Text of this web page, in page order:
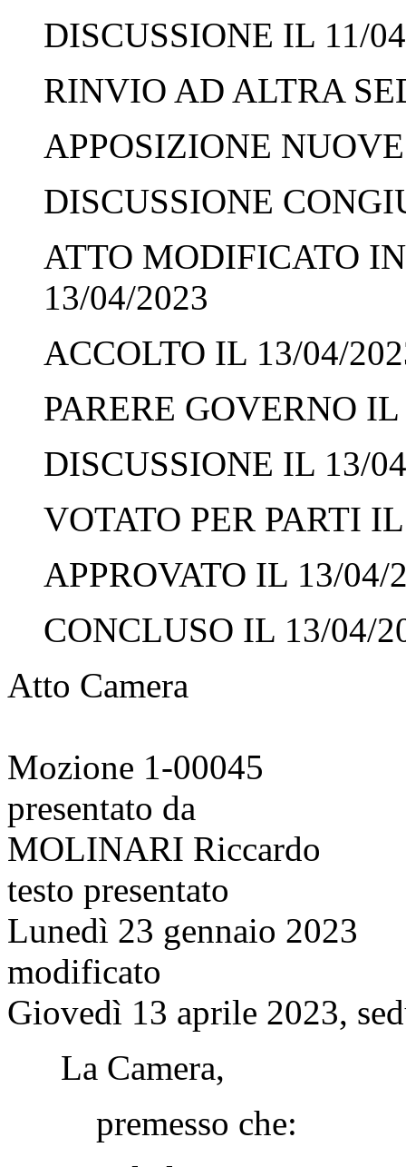
DISCUSSIONE IL 11/
RINVIO AD ALTRA
APPOSIZIONE
DISCUSSIONE
ATTO MODIFICATO
13/04/2023
ACCOLTO IL 13/04/
PARERE GOVERNO
DISCUSSIONE IL 13/
VOTATO PER PARTI
APPROVATO IL 13/04/
CONCLUSO IL 13/04/
Atto Camera
Mozione 1-00045
presentato da
MOLINARI Riccardo
testo presentato
Lunedì 23 gennaio 2023
modificato
Giovedì 13 aprile 2023,
La Camera,
premesso che: